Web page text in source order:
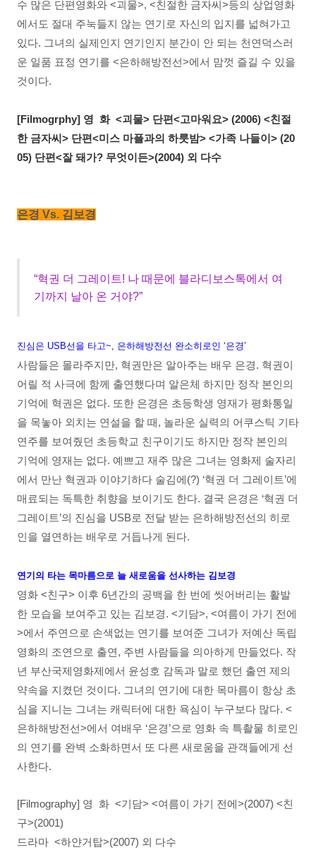
수 많은 단편영화와 <괴물>, <친절한 금자씨>등의 상업영화
에서도 절대 주눅들지 않는 연기로 자신의 입지를 넓혀가고
있다. 그녀의 실제인지 연기인지 분간이 안 되는 천연덕스러
운 일품 표정 연기를 <은하해방전선>에서 맘껏 즐길 수 있을
것이다.
[Filmogrphy] 영 화 <괴물> 단편<고마워요> (2006) <친절
한 금자씨> 단편<미스 마플과의 하룻밤> <가족 나들이> (20
05) 단편<잘 돼가? 무엇이든>(2004) 외 다수
은경 Vs. 김보경
“혁권 더 그레이트! 나 때문에 블라디보스톡에서 여
기까지 날아 온 거야?”
진심은 USB선을 타고~, 은하해방전선 완소히로인 ‘은경’
사람들은 몰라주지만, 혁권만은 알아주는 배우 은경. 혁권이
어릴 적 사극에 함께 출연했다며 알은체 하지만 정작 본인의
기억에 혁권은 없다. 또한 은경은 초등학생 영재가 평화통일
을 목놓아 외치는 연설을 할 때, 놀라운 실력의 어쿠스틱 기타
연주를 보여줬던 초등학교 친구이기도 하지만 정작 본인의
기억에 영재는 없다. 예쁘고 재주 많은 그녀는 영화제 술자리
에서 만난 혁권과 이야기하다 술김에(?) ‘혁권 더 그레이트’에
매료되는 독특한 취향을 보이기도 한다. 결국 은경은 ‘혁권 더
그레이트’의 진심을 USB로 전달 받는 은하해방전선의 히로
인을 열연하는 배우로 거듭나게 된다.
연기의 타는 목마름으로 늘 새로움을 선사하는 김보경
영화 <친구> 이후 6년간의 공백을 한 번에 씻어버리는 활발
한 모습을 보여주고 있는 김보경. <기담>, <여름이 가기 전에
>에서 주연으로 손색없는 연기를 보여준 그녀가 저예산 독립
영화의 조연으로 출연, 주변 사람들을 의아하게 만들었다. 작
년 부산국제영화제에서 윤성호 감독과 말로 했던 출연 제의
약속을 지켰던 것이다. 그녀의 연기에 대한 목마름이 항상 초
심을 지니는 그녀는 캐릭터에 대한 욕심이 누구보다 많다. <
은하해방전선>에서 여배우 ‘은경’으로 영화 속 특촬물 히로인
의 연기를 완벽 소화하면서 또 다른 새로움을 관객들에게 선
사한다.
[Filmography] 영 화 <기담> <여름이 가기 전에>(2007) <친
구>(2001)
드라마 <하얀거탑>(2007) 외 다수